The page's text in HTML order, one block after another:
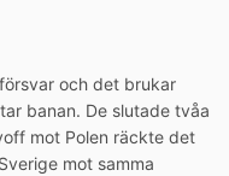
och det brukar
banan. De slutade tvåa
mot Polen räckte det
mot samma